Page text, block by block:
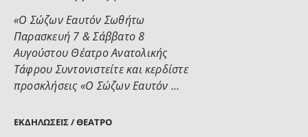
ΕΚΔΗΛΏΣΕΙΣ / ΘΈΑΤΡΟ
«Ο Σώζων Εαυτόν Σωθήτω
Παρασκευή 7 & Σάββατο 8
Αυγούστου Θέατρο Ανατολικής
Τάφρου Συντονιστείτε και κερδίστε
προσκλήσεις «Ο Σώζων Εαυτόν …